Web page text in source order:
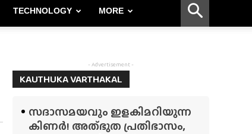
TECHNOLOGY MORE
- Advertisement -
KAUTHUKA VARTHAKAL
സദാസമയവും ഇളകിമറിയുന്ന
കിണർ! അത്‌ഭുത പ്രതിഭാസം,